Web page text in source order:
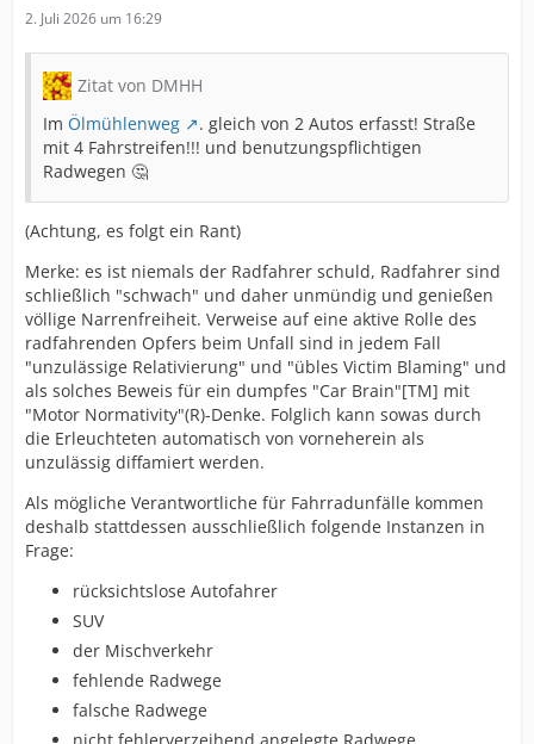
2. Juli 2026 um 16:29
Zitat von DMHH
Im Ölmühlenweg
. gleich von 2 Autos erfasst! Straße
mit 4 Fahrstreifen!!! und benutzungspflichtigen
Radwegen 🤔
(Achtung, es folgt ein Rant)
Merke: es ist niemals der Radfahrer schuld, Radfahrer sind
schließlich "schwach" und daher unmündig und genießen
völlige Narrenfreiheit. Verweise auf eine aktive Rolle des
radfahrenden Opfers beim Unfall sind in jedem Fall
"unzulässige Relativierung" und "übles Victim Blaming" und
als solches Beweis für ein dumpfes "Car Brain"[TM] mit
"Motor Normativity"(R)-Denke. Folglich kann sowas durch
die Erleuchteten automatisch von vorneherein als
unzulässig diffamiert werden.
Als mögliche Verantwortliche für Fahrradunfälle kommen
deshalb stattdessen ausschließlich folgende Instanzen in
Frage:
rücksichtslose Autofahrer
SUV
der Mischverkehr
fehlende Radwege
falsche Radwege